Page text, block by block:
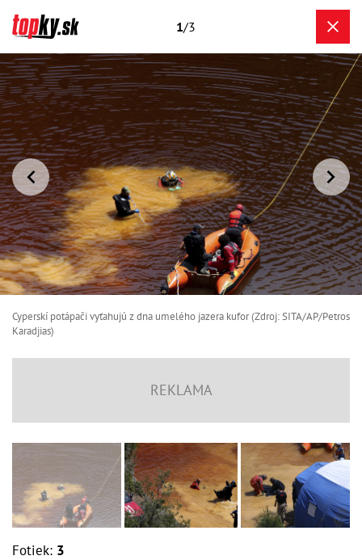
1/3
Cyperskí potápači vyťahujú z dna umelého jazera kufor (Zdroj: SITA/AP/Petros
Karadjias)
Fotiek: 3